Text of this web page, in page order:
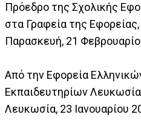
Πρόεδρο της Σχολικής
στα Γραφεία της
Παρασκευή, 21
Από την Εφορεία
Εκπαιδευτηρίων
Λευκωσία, 23 Ιανουαρίου